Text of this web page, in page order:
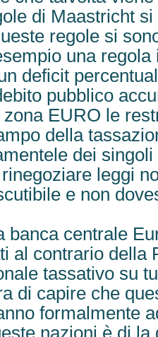
di Maastricht si
regole si
una
deficit
pubblico
EURO le
della
dei
leggi
e non
banca centrale
al contrario della
tassativo su
di capire che
formalmente